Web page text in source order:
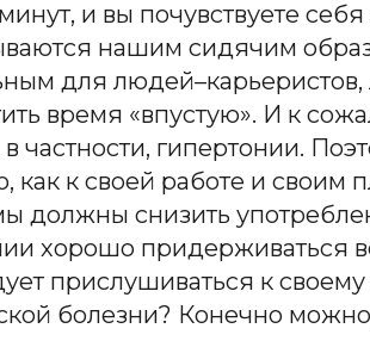
и вы почувствуете
нашим сидячим
для
время «впустую». И к
частности, гипертонии.
как к своей работе и своим
должны снизить уп
хорошо придерживаться
прислушиваться к
болезни? Конечно